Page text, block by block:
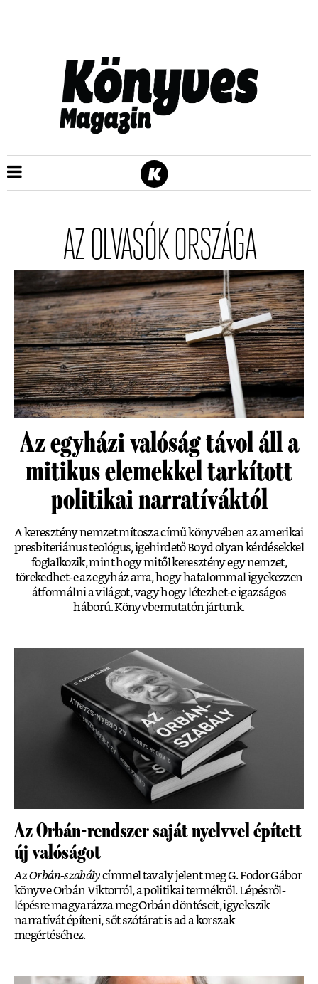
AZ OLVASÓK ORSZÁGA
Az egyházi valóság távol áll a
mitikus elemekkel tarkított
politikai narratíváktól
A keresztény nemzet mítosza című könyvében az amerikai
presbiteriánus teológus, igehirdető Boyd olyan kérdésekkel
foglalkozik, mint hogy mitől keresztény egy nemzet,
törekedhet-e az egyház arra, hogy hatalommal igyekezzen
átformálni a világot, vagy hogy létezhet-e igazságos
háború. Könyvbemutatón jártunk.
Az Orbán-rendszer saját nyelvvel épített
új valóságot
Az Orbán-szabálycímmel tavaly jelent meg G. Fodor Gábor
könyve Orbán Viktorról, a politikai termékről. Lépésről-
lépésre magyarázza meg Orbán döntéseit, igyekszik
narratívát építeni, sőt szótárat is ad a korszak
megértéséhez.